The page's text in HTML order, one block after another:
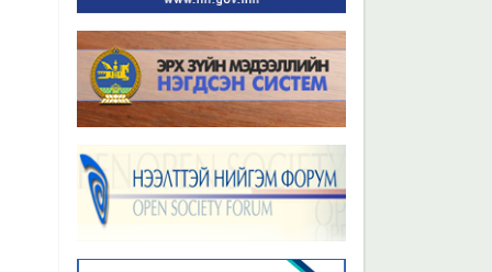
Бүх мэдээ